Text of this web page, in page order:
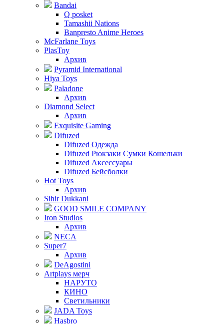
Bandai
Q posket
Tamashii Nations
Banpresto Anime Heroes
McFarlane Toys
PlasToy
Архив
Pyramid International
Hiya Toys
Paladone
Архив
Diamond Select
Архив
Exquisite Gaming
Difuzed
Difuzed Одежда
Difuzed Рюкзаки Сумки Кошельки
Difuzed Аксессуары
Difuzed Бейсболки
Hot Toys
Архив
Sihir Dukkani
GOOD SMILE COMPANY
Iron Studios
Архив
NECA
Super7
Архив
DeAgostini
Artplays мерч
НАРУТО
КИНО
Светильники
JADA Toys
Hasbro